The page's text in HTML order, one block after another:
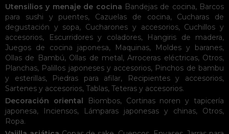
Utensilios y menaje de cocina Bandejas de cocina, Barcos
para sushi y puentes, Cazuelas de cocina, Cucharas de
degustación y sopa, Cucharones y accesorios, Cuchillos y
accesorios, Escurridores y coladores, Hangiris de madera,
Juegos de cocina japonesa, Maquinas, Moldes y baranes,
Ollas de Bambú, Ollas de metal,Arroceras eléctricas, Otros,
Planchas, Palillos japoneses y accesorios, Pinchos de bambu
y esterillas, Piedras para afilar, Recipientes y accesorios,
Sartenes y accesorios, Tablas, Teteras y accesorios.
Decoración oriental
Biombos, Cortinas noren y tapicería
japonesa, Inciensos, Lámparas japonesas y chinas, Otros,
Ropa.